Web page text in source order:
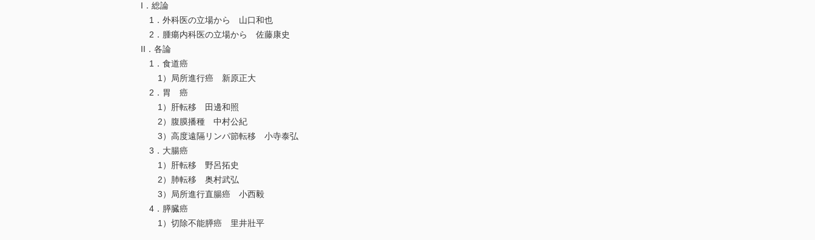
I．総論
1．外科医の立場から 山口和也
2．腫瘍内科医の立場から 佐藤康史
II．各論
1．食道癌
1）局所進行癌 新原正大
2．胃 癌
1）肝転移 田邊和照
2）腹膜播種 中村公紀
3）高度遠隔リンパ節転移 小寺泰弘
3．大腸癌
1）肝転移 野呂拓史
2）肺転移 奥村武弘
3）局所進行直腸癌 小西毅
4．膵臓癌
1）切除不能膵癌 里井壯平